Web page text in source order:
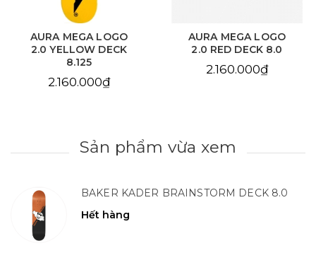
AURA MEGA LOGO
2.0 RED DECK 8.0
2.160.000₫
AURA CHAIN EYE
LOVE SKY BLUE DECK
8.125
Sản phẩm vừa xem
BAKER KADER BRAINSTORM DECK 8.0
Hết hàng